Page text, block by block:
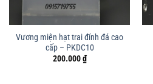
Vương miện hạt trai đính đá cao
cấp – PKDC10
200.000₫